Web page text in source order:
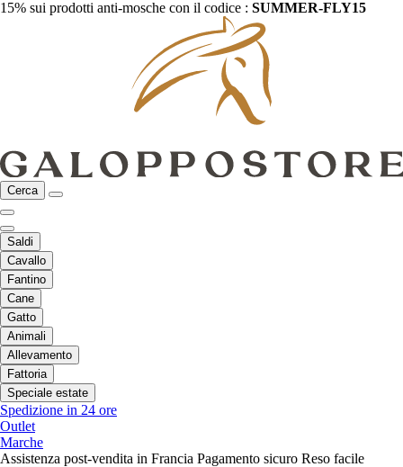
15% sui prodotti anti-mosche con il codice : SUMMER-FLY15
Cerca
Saldi
Cavallo
Fantino
Cane
Gatto
Animali
Allevamento
Fattoria
Speciale estate
Spedizione in 24 ore
Outlet
Marche
Assistenza post-vendita in Francia Pagamento sicuro Reso facile